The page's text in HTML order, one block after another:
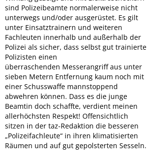
sind Polizeibeamte normalerweise nicht
unterwegs und/oder ausgerüstet. Es gilt
unter Einsatztrainern und weiteren
Fachleuten innerhalb und außerhalb der
Polizei als sicher, dass selbst gut trainierte
Polizisten einen
überraschenden Messerangriff aus unter
sieben Metern Entfernung kaum noch mit
einer Schusswaffe mannstoppend
abwehren können. Dass es die junge
Beamtin doch schaffte, verdient meinen
allerhöchsten Respekt! Offensichtlich
sitzen in der taz-Redaktion die besseren
„Polizeifachleute“ in ihren klimatisierten
Räumen und auf gut gepolsterten Sesseln.